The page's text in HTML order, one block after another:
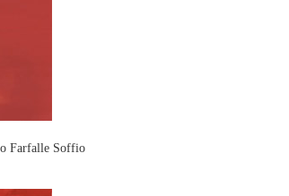
Farfalle Soffio